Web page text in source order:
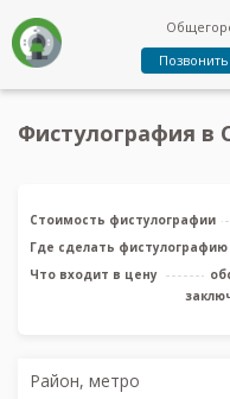
Фистулография в
Стоимость фистулографии
Где сделать фистулографию
Что входит в цену
Район, метро